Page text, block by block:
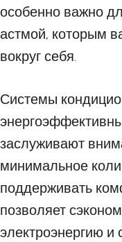
особенно важно
астмой, которым
вокруг себя.
Системы
заслуживают
минимальное
поддерживать
позволяет
электроэнергию и